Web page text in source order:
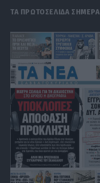
ΤΑ ΠΡΩΤΟΣΕΛΙΔΑ ΣΗΜΕΡΑ